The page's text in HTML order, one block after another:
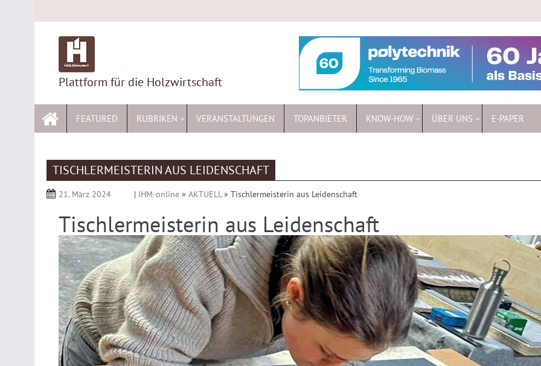
to
Plattform für die Holzwirtschaft
FEATURED RUBRIKEN VERANSTALTUNGEN TOPANBIETER KNOW-HOW ÜBER UNS E-PAPER
TISCHLERMEISTERIN AUS LEIDENSCHAFT
21. März 2024 | IHM-online » AKTUELL» Tischlermeisterin aus Leidenschaft
Tischlermeisterin aus Leidenschaft